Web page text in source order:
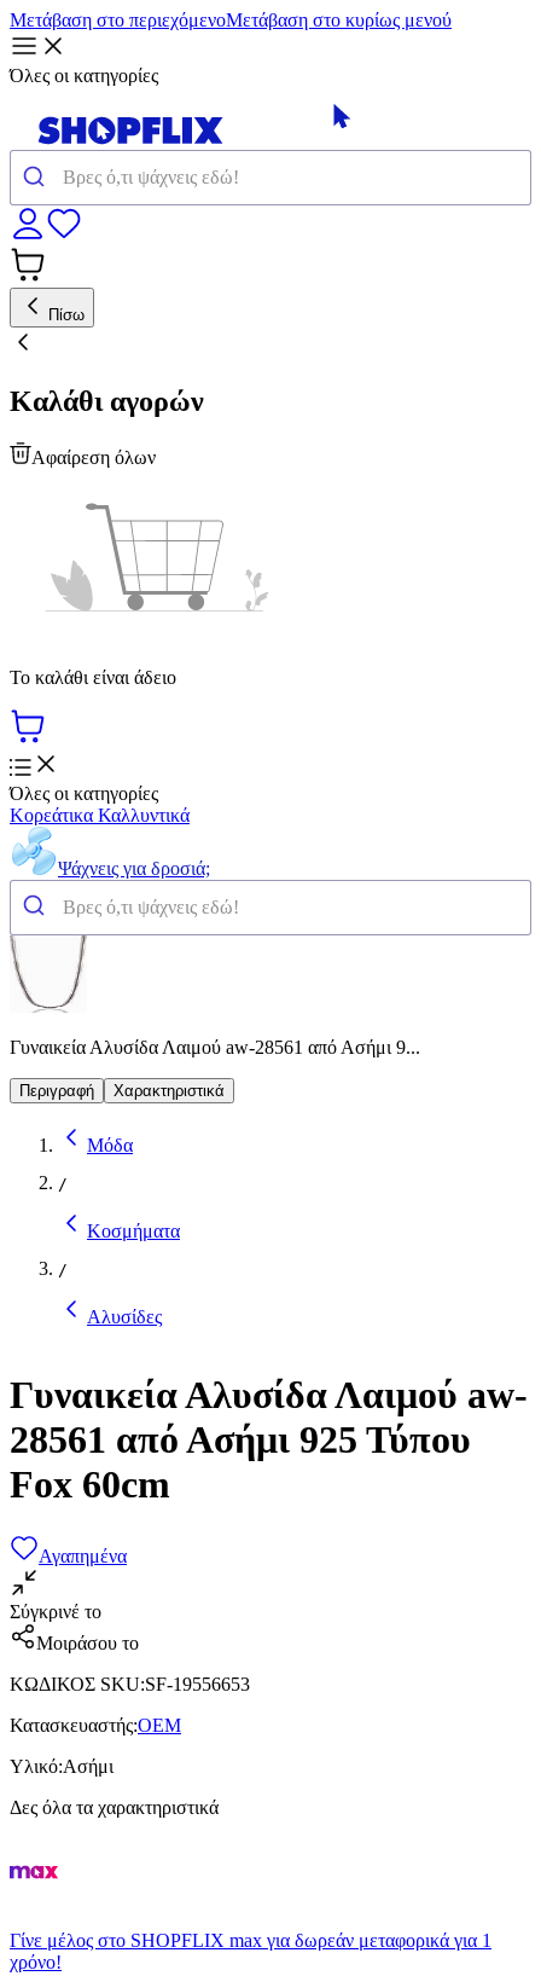
Μετάβαση στο περιεχόμενοΜετάβαση στο κυρίως μενού
Όλες οι κατηγορίες
Πίσω
Καλάθι αγορών
Αφαίρεση όλων
Το καλάθι είναι άδειο
Όλες οι κατηγορίες
Κορεάτικα Καλλυντικά
Ψάχνεις για δροσιά;
Γυναικεία Αλυσίδα Λαιμού aw-28561 από Ασήμι 9...
Περιγραφή Χαρακτηριστικά
Μόδα
/
Κοσμήματα
/
Αλυσίδες
Γυναικεία Αλυσίδα Λαιμού aw-
28561 από Ασήμι 925 Τύπου
Fox 60cm
Αγαπημένα
Σύγκρινέ το
Μοιράσου το
ΚΩΔΙΚΟΣ SKU:SF-19556653
Κατασκευαστής:OEM
Υλικό:Ασήμι
Δες όλα τα χαρακτηριστικά
Γίνε μέλος στο SHOPFLIX max για δωρεάν μεταφορικά για 1
χρόνο!